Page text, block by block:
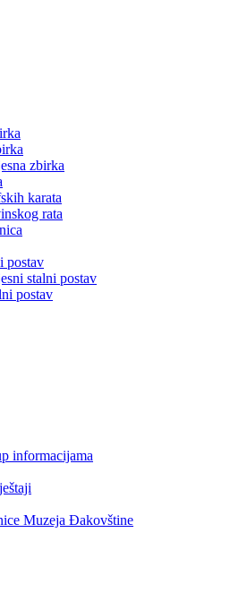
zbirka
karata
rata
postav
stalni postav
postav
informacijama
Muzeja Đakovštine